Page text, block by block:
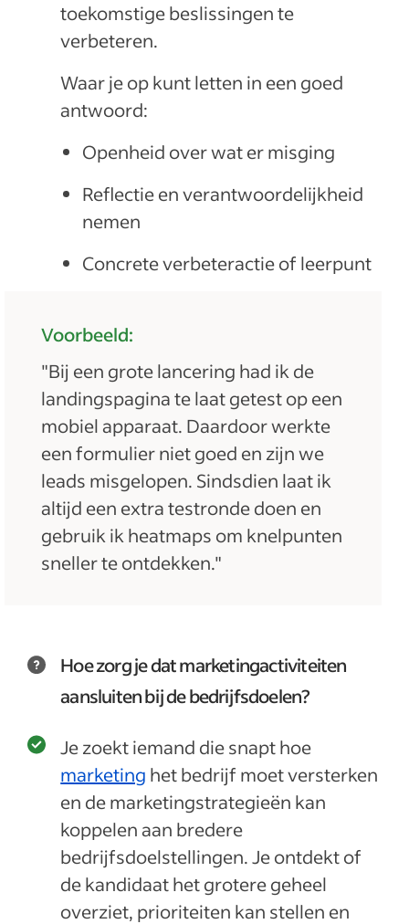
toekomstige beslissingen te
verbeteren.
Waar je op kunt letten in een goed
antwoord:
Openheid over wat er misging
Reflectie en verantwoordelijkheid
nemen
Concrete verbeteractie of leerpunt
Voorbeeld:
"Bij een grote lancering had ik de
landingspagina te laat getest op een
mobiel apparaat. Daardoor werkte
een formulier niet goed en zijn we
leads misgelopen. Sindsdien laat ik
altijd een extra testronde doen en
gebruik ik heatmaps om knelpunten
sneller te ontdekken."
Hoe zorg je dat marketingactiviteiten
aansluiten bij de bedrijfsdoelen?
Je zoekt iemand die snapt hoe
marketing het bedrijf moet versterken
en de marketingstrategieën kan
koppelen aan bredere
bedrijfsdoelstellingen. Je ontdekt of
de kandidaat het grotere geheel
overziet, prioriteiten kan stellen en